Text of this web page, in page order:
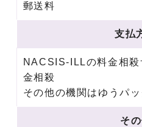
郵送料
支払
NACSIS-ILLの料金相殺
金相殺
その他の機関はゆうパ
そ